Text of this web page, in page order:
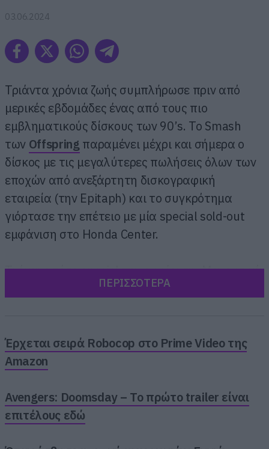
03.06.2024
Τριάντα χρόνια ζωής συμπλήρωσε πριν από
μερικές εβδομάδες ένας από τους πιο
εμβληματικούς δίσκους των 90’s. Το Smash
των Offspring παραμένει μέχρι και σήμερα ο
δίσκος με τις μεγαλύτερες πωλήσεις όλων των
εποχών από ανεξάρτητη δισκογραφική
εταιρεία (την Epitaph) και το συγκρότημα
γιόρτασε την επέτειο με μία special sold-out
εμφάνιση στο Honda Center.
Τι έκανε τόσο special την εμφάνιση; Μα φυσικά
ότι έπαιξαν ολόκληρο το άλμπουμ από την
από πολλά χρόνια.
ΠΕΡΙΣΣΟΤΕΡΑ
Έρχεται σειρά Robocop στο Prime Video της
Amazon
Avengers: Doomsday – Το πρώτο trailer είναι
επιτέλους εδώ